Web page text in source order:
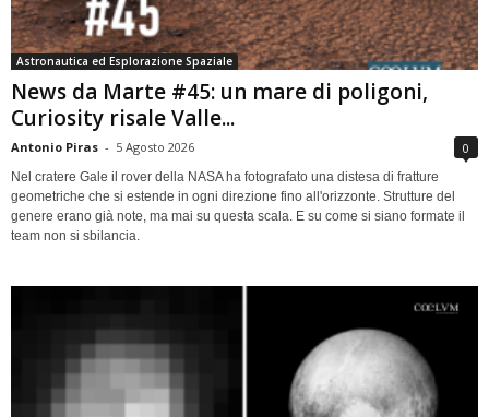
Astronautica ed Esplorazione Spaziale
News da Marte #45: un mare di poligoni,
Curiosity risale Valle...
Antonio Piras - 5 Agosto 2026 0
Nel cratere Gale il rover della NASA ha fotografato una distesa di fratture
geometriche che si estende in ogni direzione fino all'orizzonte. Strutture del
genere erano già note, ma mai su questa scala. E su come si siano formate il
team non si sbilancia.